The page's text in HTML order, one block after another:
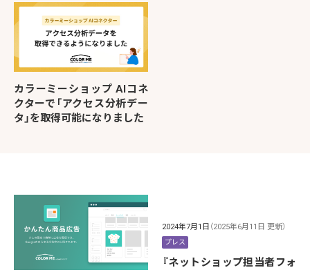
カラーミーショップ AIコネ
クターで「アクセス分析デー
タ」を取得可能になりました
2024年7月1日 （2025年6月11日 更新）
プレス
『ネットショップ担当者フォ